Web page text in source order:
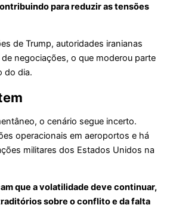
para reduzir as tensões
de Trump, autoridades iranianas
negociações, o que moderou parte
do dia.
o cenário segue incerto.
operacionais em aeroportos e há
militares dos Estados Unidos na
que a volatilidade deve continuar,
sobre o conflito e da falta